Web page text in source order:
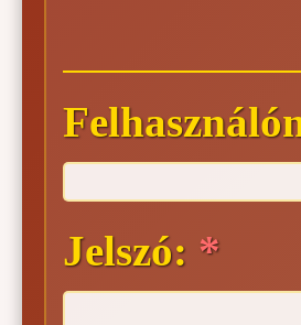
Jelszó: *